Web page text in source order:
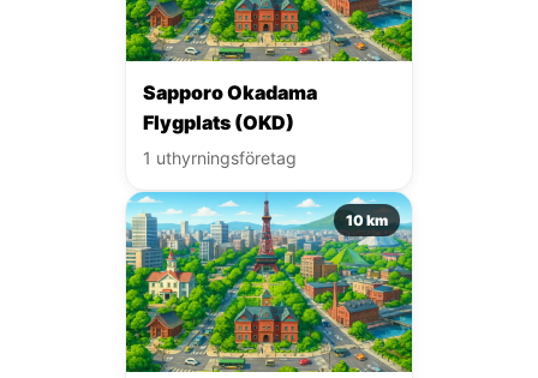
Sapporo Okadama
Flygplats (OKD)
1 uthyrningsföretag
10 km